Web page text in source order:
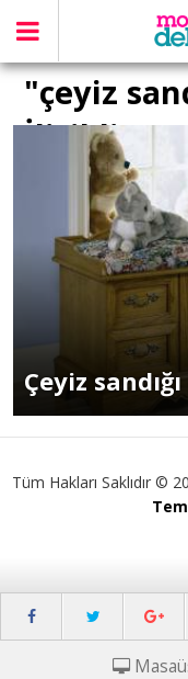
"çeyiz
İlişikli
Çeyiz
Tüm Hakları Saklıdır ©